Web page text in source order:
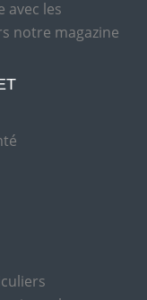
avec les
notre magazine